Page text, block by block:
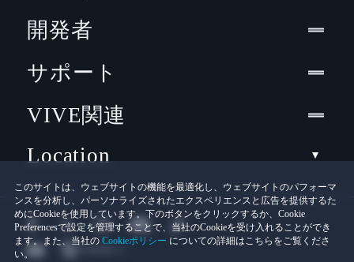
このサイトは、ウェブサイトの機能を最適化し、ウェブサイトのパフォーマ
ンスを分析し、パーソナライズされたエクスペリエンスと広告を提供するた
めにCookieを使用しています。下のボタンをクリックするか、Cookie
Preferencesで設定を管理することで、当社のCookieを受け入れることができ
ます。また、当社の Cookieポリシー についての詳細はこちらをご覧くださ
い。
開発者
サポート
VIVE関連
Location